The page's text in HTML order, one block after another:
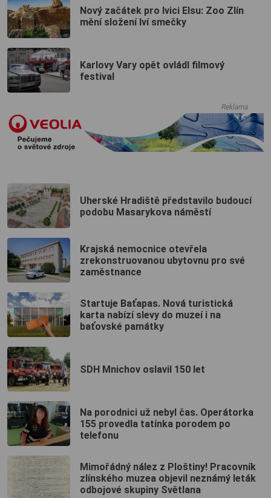
Nový začátek pro lvici Elsu: Zoo Zlín
mění složení lví smečky
Karlovy Vary opět ovládl filmový
festival
Reklama
Uherské Hradiště představilo budoucí
podobu Masarykova náměstí
Krajská nemocnice otevřela
zrekonstruovanou ubytovnu pro své
zaměstnance
Startuje Baťapas. Nová turistická
karta nabízí slevy do muzeí i na
baťovské památky
SDH Mnichov oslavil 150 let
Na porodnici už nebyl čas. Operátorka
155 provedla tatínka porodem po
telefonu
Mimořádný nález z Ploštiny! Pracovník
zlínského muzea objevil neznámý leták
odbojové skupiny Světlana